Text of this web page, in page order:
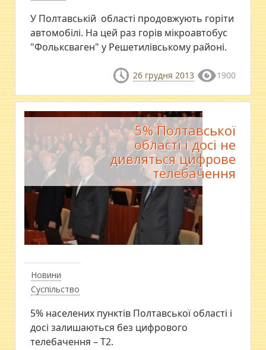
У Полтавській області продовжують горіти
автомобілі. На цей раз горів мікроавтобус
"Фольксваген" у Решетилівському районі.
26 грудня 2013 1900
Новини
Суспільство
5% Полтавської
області і досі не
дивляться цифрове
телебачення
5% населених пунктів Полтавської області і
досі залишаються без цифрового
телебачення – Т2.